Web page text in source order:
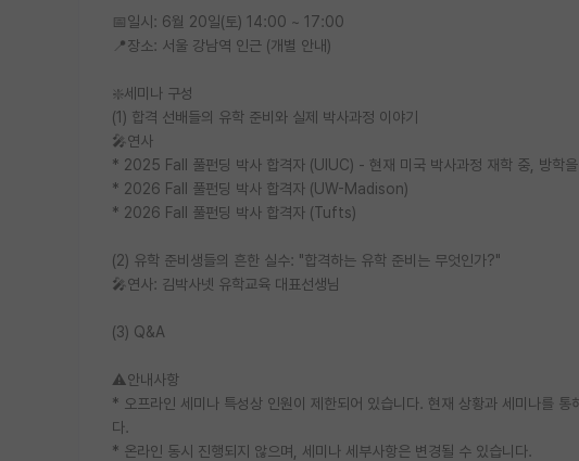
📅일시: 6월 20일(토) 14:00 ~ 17:00
📍장소: 서울 강남역 인근 (개별 안내)
❇️세미나 구성
(1) 합격 선배들의 유학 준비와 실제 박사과정 이야기
🎤연사
* 2025 Fall 풀펀딩 박사 합격자 (UIUC) - 현재 미국 박사과정 재학 중, 방학을
* 2026 Fall 풀펀딩 박사 합격자 (UW-Madison)
* 2026 Fall 풀펀딩 박사 합격자 (Tufts)
(2) 유학 준비생들의 흔한 실수: "합격하는 유학 준비는 무엇인가?"
🎤연사: 김박사넷 유학교육 대표선생님
(3) Q&A
⚠️안내사항
* 오프라인 세미나 특성상 인원이 제한되어 있습니다. 현재 상황과 세미나를
다.
* 온라인 동시 진행되지 않으며, 세미나 세부사항은 변경될 수 있습니다.